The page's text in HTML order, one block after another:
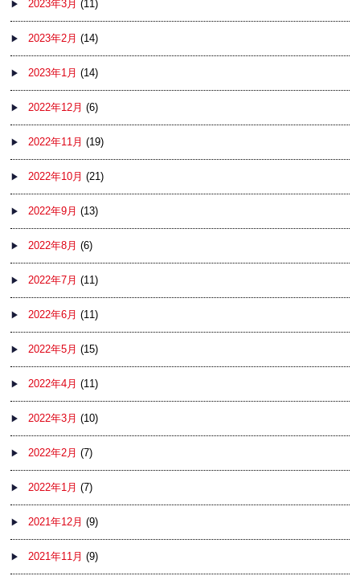
2023年3月 (11)
2023年2月 (14)
2023年1月 (14)
2022年12月 (6)
2022年11月 (19)
2022年10月 (21)
2022年9月 (13)
2022年8月 (6)
2022年7月 (11)
2022年6月 (11)
2022年5月 (15)
2022年4月 (11)
2022年3月 (10)
2022年2月 (7)
2022年1月 (7)
2021年12月 (9)
2021年11月 (9)